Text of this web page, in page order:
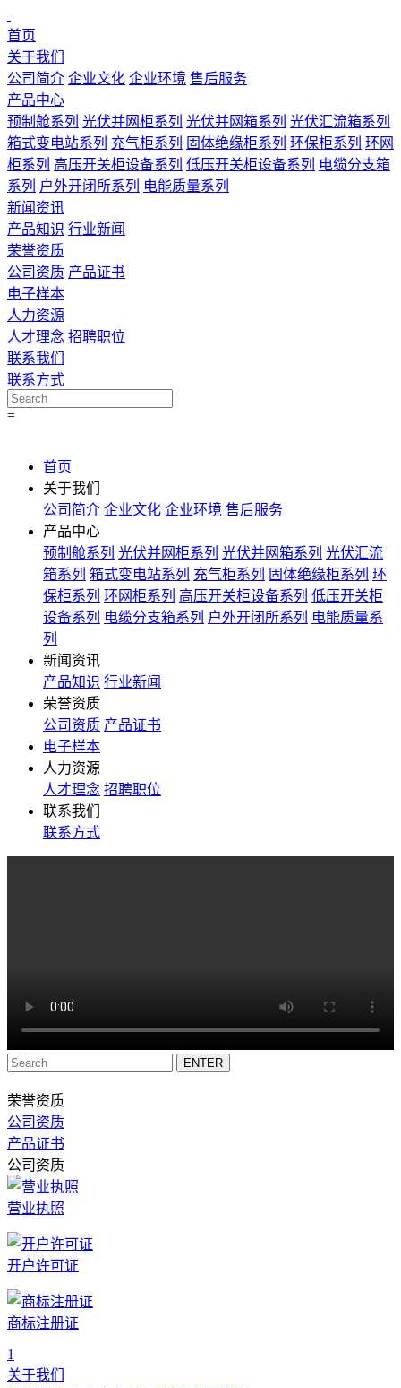
首页
关于我们
公司简介 企业文化 企业环境 售后服务
产品中心
预制舱系列 光伏并网柜系列 光伏并网箱系列 光伏汇流箱系列
箱式变电站系列 充气柜系列 固体绝缘柜系列 环保柜系列 环网
柜系列 高压开关柜设备系列 低压开关柜设备系列 电缆分支箱
系列 户外开闭所系列 电能质量系列
新闻资讯
产品知识 行业新闻
荣誉资质
公司资质 产品证书
电子样本
人力资源
人才理念 招聘职位
联系我们
联系方式
=
首页
关于我们
公司简介 企业文化 企业环境 售后服务
产品中心
预制舱系列 光伏并网柜系列 光伏并网箱系列 光伏汇流
箱系列 箱式变电站系列 充气柜系列 固体绝缘柜系列 环
保柜系列 环网柜系列 高压开关柜设备系列 低压开关柜
设备系列 电缆分支箱系列 户外开闭所系列 电能质量系
列
新闻资讯
产品知识 行业新闻
荣誉资质
公司资质 产品证书
电子样本
人力资源
人才理念 招聘职位
联系我们
联系方式
荣誉资质
公司资质
产品证书
公司资质
营业执照
开户许可证
商标注册证
1
关于我们